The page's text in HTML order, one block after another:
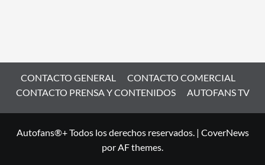
CONTACTO GENERAL
CONTACTO COMERCIAL
CONTACTO PRENSA Y CONTENIDOS
AUTOFANS TV
Autofans®+ Todos los derechos reservados. | CoverNews
por AF themes.